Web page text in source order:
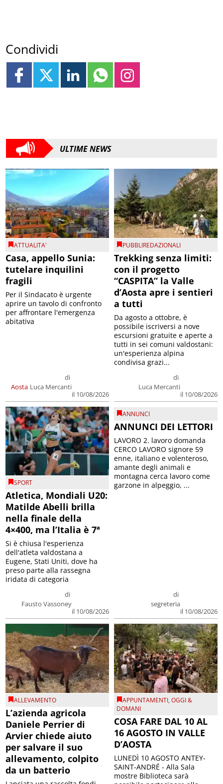
Condividi
ULTIME NEWS
ATTUALITA'
Casa, appello Sunia:
tutelare inquilini
fragili
Aosta
di
Luca Mercanti
il 10/08/2026
Per il Sindacato è urgente
aprire un tavolo di confronto
per affrontare l'emergenza
abitativa
PUBBLIREDAZIONALI
Trekking senza limiti:
con il progetto
“CASPITA” la Valle
d’Aosta apre i sentieri
a tutti
di
Luca Mercanti
il 10/08/2026
Da agosto a ottobre, è
possibile iscriversi a nove
escursioni gratuite e aperte a
tutti in sei comuni valdostani:
un'esperienza alpina
condivisa grazi...
SPORT
Atletica, Mondiali U20:
Matilde Abelli brilla
nella finale della
4×400, ma l’Italia è 7ª
di
Fausto Vassoney
il 10/08/2026
Si è chiusa l'esperienza
dell'atleta valdostana a
Eugene, Stati Uniti, dove ha
preso parte alla rassegna
iridata di categoria
ANNUNCI
ANNUNCI DEI LETTORI
di
segreteria
il 10/08/2026
LAVORO 2. lavoro domanda
CERCO LAVORO signore 59
enne, italiano e volenteroso,
amante degli animali e
montagna cerca lavoro come
garzone in alpeggio, ...
ALLEVAMENTO
L’azienda agricola
Daniele Perrier di
Arvier chiede aiuto
per salvare il suo
allevamento, colpito
da un batterio
APPUNTAMENTI,OGGI &
DOMANI
COSA FARE DAL 10 AL
16 AGOSTO IN VALLE
D’AOSTA
LUNEDÌ 10 AGOSTO ANTEY-
SAINT-ANDRÉ - Alla Sala
mostre Biblioteca sarà